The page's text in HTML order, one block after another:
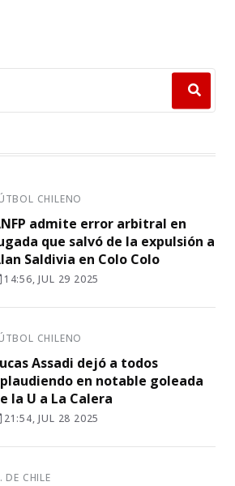
CHILENO
admite error arbitral en
que salvó de la expulsión a
Saldivia en Colo Colo
14:56, JUL 29 2025
CHILENO
Assadi dejó a todos
en notable goleada
la U a La Calera
21:54, JUL 28 2025
DE CHILE